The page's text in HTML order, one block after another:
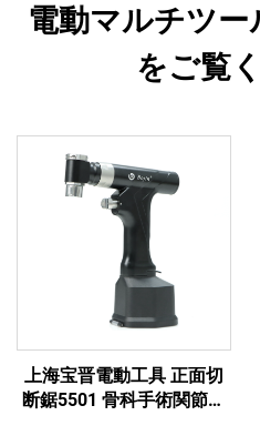
電動マルチツ
をご覧
上海宝晋電動工具 正面切
断鋸5501 骨科手術関節外